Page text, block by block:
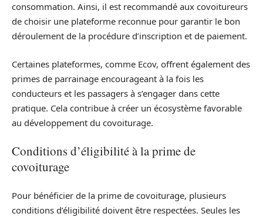
consommation. Ainsi, il est recommandé aux covoitureurs
de choisir une plateforme reconnue pour garantir le bon
déroulement de la procédure d’inscription et de paiement.
Certaines plateformes, comme Ecov, offrent également des
primes de parrainage encourageant à la fois les
conducteurs et les passagers à s’engager dans cette
pratique. Cela contribue à créer un écosystème favorable
au développement du covoiturage.
Conditions d’éligibilité à la prime de
covoiturage
Pour bénéficier de la prime de covoiturage, plusieurs
conditions d’éligibilité doivent être respectées. Seules les